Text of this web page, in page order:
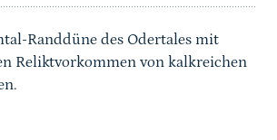
Randdüne des Odertales mit
Reliktvorkommen von kalkreichen